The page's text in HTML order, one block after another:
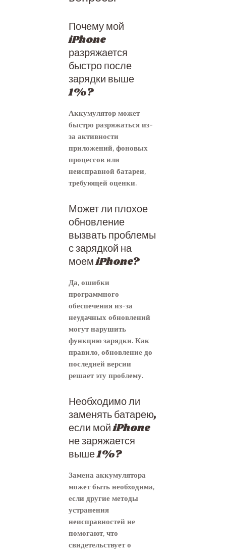
Почему мой
iPhone
разряжается
быстро после
зарядки выше
1%?
Аккумулятор может
быстро разряжаться из-
за активности
приложений, фоновых
процессов или
неисправной батареи,
требующей оценки.
Может ли плохое
обновление
вызвать проблемы
с зарядкой на
моем iPhone?
Да, ошибки
программного
обеспечения из-за
неудачных обновлений
могут нарушить
функцию зарядки. Как
правило, обновление до
последней версии
решает эту проблему.
Необходимо ли
заменять батарею,
если мой iPhone
не заряжается
выше 1%?
Замена аккумулятора
может быть необходима,
если другие методы
устранения
неисправностей не
помогают, что
свидетельствует о